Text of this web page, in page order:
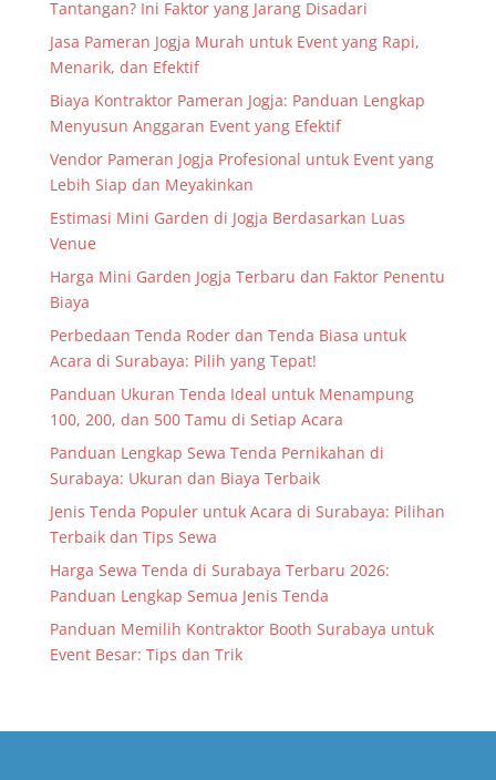
Tantangan? Ini Faktor yang Jarang Disadari
Jasa Pameran Jogja Murah untuk Event yang Rapi,
Menarik, dan Efektif
Biaya Kontraktor Pameran Jogja: Panduan Lengkap
Menyusun Anggaran Event yang Efektif
Vendor Pameran Jogja Profesional untuk Event yang
Lebih Siap dan Meyakinkan
Estimasi Mini Garden di Jogja Berdasarkan Luas
Venue
Harga Mini Garden Jogja Terbaru dan Faktor Penentu
Biaya
Perbedaan Tenda Roder dan Tenda Biasa untuk
Acara di Surabaya: Pilih yang Tepat!
Panduan Ukuran Tenda Ideal untuk Menampung
100, 200, dan 500 Tamu di Setiap Acara
Panduan Lengkap Sewa Tenda Pernikahan di
Surabaya: Ukuran dan Biaya Terbaik
Jenis Tenda Populer untuk Acara di Surabaya: Pilihan
Terbaik dan Tips Sewa
Harga Sewa Tenda di Surabaya Terbaru 2026:
Panduan Lengkap Semua Jenis Tenda
Panduan Memilih Kontraktor Booth Surabaya untuk
Event Besar: Tips dan Trik